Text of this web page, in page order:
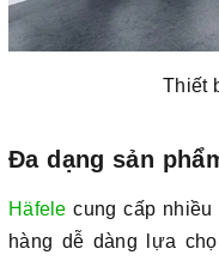
Thiết
Đa dạng sản
Häfele cung cấp nhiều
hàng dễ dàng lựa